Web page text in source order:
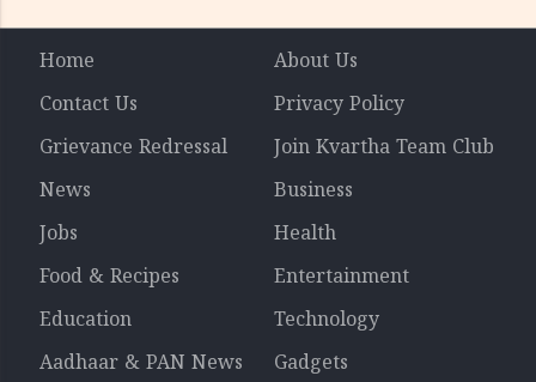
Home
About Us
Contact Us
Privacy Policy
Grievance Redressal
Join Kvartha Team Club
News
Business
Jobs
Health
Food & Recipes
Entertainment
Education
Technology
Aadhaar & PAN News
Gadgets